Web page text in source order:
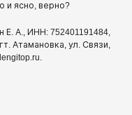
и ясно, верно?
А., ИНН: 752401191484,
Атамановка, ул. Связи,